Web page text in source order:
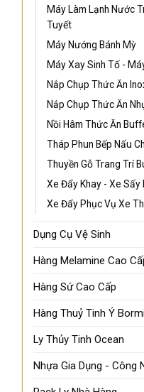
Máy Làm Lạnh Nước
Tuyết
Máy Nướng Bánh Mỳ
Máy Xay Sinh Tố -
Nắp Chụp Thức Ăn
Nắp Chụp Thức Ăn
Nồi Hâm Thức Ăn
Tháp Phun Bếp Nấu
Thuyền Gỗ Trang Trí
Xe Đẩy Khay - Xe Sấy
Xe Đẩy Phục Vụ Xe
Dụng Cụ Vệ Sinh
Hàng Melamine Cao
Hàng Sứ Cao Cấp
Hàng Thuỷ Tinh Ý
Ly Thủy Tinh Ocean
Nhựa Gia Dụng - Công